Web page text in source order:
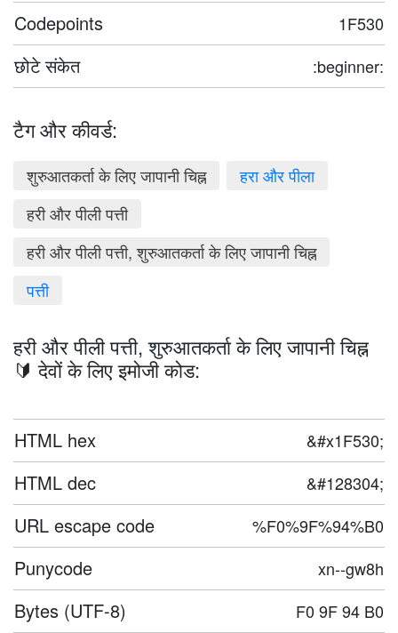
Codepoints 1F530
छोटे संकेत :beginner:
टैग और कीवर्ड:
शुरुआतकर्ता के लिए जापानी चिह्न
हरा और पीला
हरी और पीली पत्ती
हरी और पीली पत्ती, शुरुआतकर्ता के लिए जापानी चिह्न
पत्ती
हरी और पीली पत्ती, शुरुआतकर्ता के लिए जापानी चिह्न
🔰 देवों के लिए इमोजी कोड:
HTML hex &#x1F530;
HTML dec &#128304;
URL escape code %F0%9F%94%B0
Punycode xn--gw8h
Bytes (UTF-8) F0 9F 94 B0